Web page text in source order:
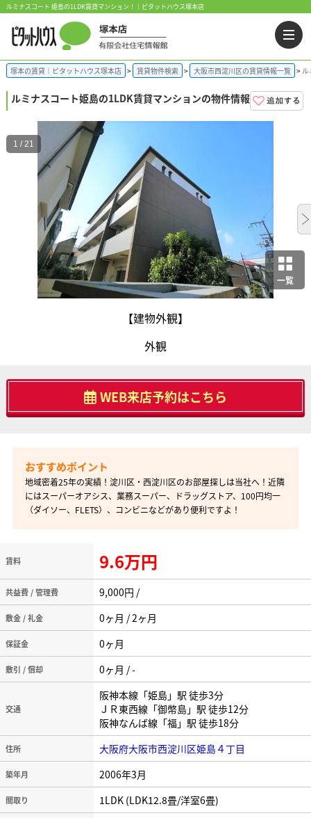
ルミナスコート 姫島の1LDK賃貸マンション！｜ピタットハウス塚本店
塚本の賃貸｜ピタットハウス塚本店 賃貸物件検索 大阪市西淀川区の賃貸情報一覧
ルミナスコート姫島の1LDK賃貸マンションの物件情報
一覧
【建物外観】
外観
1 / 21
WEB来店予約はこちら
地域密着25年の実績！淀川区・西淀川区のお部屋探しは当社へ！近隣
にはスーパーオアシス、業務スーパー、ドラッグストア、100円均一
（ダイソー、FLETS）、コンビニなどがあり便利ですよ！
賃料 9.6万円
共益費 / 管理費 9,000円 /
敷金 / 礼金 0ヶ月 / 2ヶ月
保証金 0ヶ月
敷引 / 償却 0ヶ月 / -
交通
阪神本線「姫島」駅 徒歩3分
ＪＲ東西線「御幣島」駅 徒歩12分
阪神なんば線「福」駅 徒歩18分
住所 大阪府大阪市西淀川区姫島４丁目
築年月 2006年3月
間取り 1LDK (LDK12.8畳/洋室6畳)